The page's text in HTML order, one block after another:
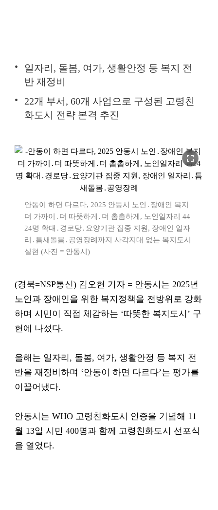
일자리, 돌봄, 여가, 생활안정 등 복지 전
반 재정비
22개 부서, 60개 사업으로 구성된 고령친
화도시 전략 본격 추진
fullscreen
안동이 하면 다르다, 2025 안동시 노인․장애인 복지
더 가까이․더 따뜻하게․더 촘촘하게, 노인일자리 44
24명 확대․경로당․요양기관 집중 지원, 장애인 일자
리․틈새돌봄․공영장례까지 사각지대 없는 복지도시
실현 (사진 = 안동시)
(경북=NSP통신) 김오현 기자 = 안동시는 2025년
노인과 장애인을 위한 복지정책을 전방위로 강화
하며 시민이 직접 체감하는 ‘따뜻한 복지도시’ 구
현에 나섰다.
올해는 일자리, 돌봄, 여가, 생활안정 등 복지 전
반을 재정비하며 ‘안동이 하면 다르다’는 평가를
이끌어냈다.
안동시는 WHO 고령친화도시 인증을 기념해 11
월 13일 시민 400명과 함께 고령친화도시 선포식
을 열었다.